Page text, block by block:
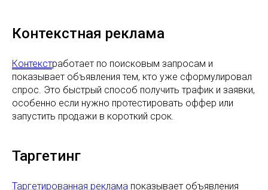
Контекстная реклама
Контекстработает по поисковым запросам и
показывает объявления тем, кто уже сформулировал
спрос. Это быстрый способ получить трафик и заявки,
особенно если нужно протестировать оффер или
запустить продажи в короткий срок.
Таргетинг
Таргетированная реклама показывает объявления